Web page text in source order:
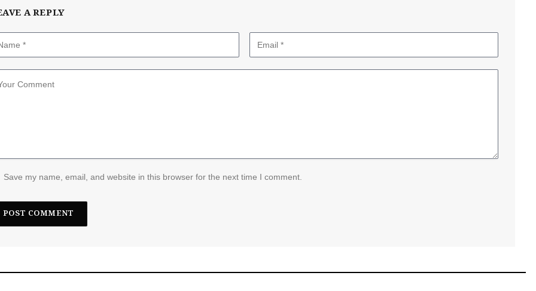
A REPLY
Save my name, email, and website in this browser for the next time I comment.